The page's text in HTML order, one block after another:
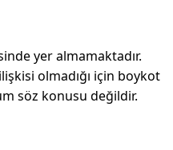
yer almamaktadır.
olmadığı için boykot
söz konusu değildir.